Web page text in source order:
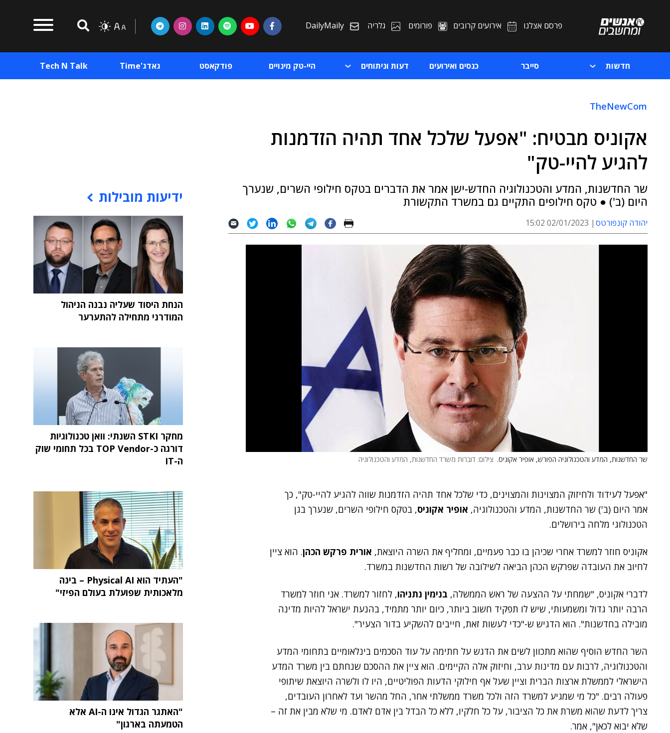
פרסם אצלנו אירועים קרובים פורומים גלריה DailyMaily
חדשות סייבר כנסים ואירועים דעות וניתוחים היי-טק מינויים פודקאסט גאדג'Time Tech N Talk
TheNewCom
אקוניס מבטיח: "אפעל שלכל אחד תהיה הזדמנות
להגיע להיי-טק"
שר החדשנות, המדע והטכנולוגיה החדש-ישן אמר את הדברים בטקס חילופי השרים, שנערך
היום (ב') ● טקס חילופים התקיים גם במשרד התקשורת
יהודה קונפורטס 02/01/2023 15:02
שר החדשנות, המדע והטכנולוגיה הפורש, אופיר אקוניס. צילום: דוברות משרד החדשנות, המדע והטכנולוגיה
"אפעל לעידוד ולחיזוק המצוינות והמצוינים, כדי שלכל אחד תהיה הזדמנות שווה להגיע להיי-טק", כך
אמר היום (ב') שר החדשנות, המדע והטכנולוגיה, אופיר אקוניס, בטקס חילופי השרים, שנערך בגן
הטכנולוגי מלחה בירושלים.
אקוניס חוזר למשרד אחרי שכיהן בו כבר פעמיים, ומחליף את השרה היוצאת, אורית פרקש הכהן. הוא ציין
לחיוב את העובדה שפרקש הכהן הביאה לשילובה של רשות החדשנות במשרד.
לדברי אקוניס, "שמחתי על ההצעה של ראש הממשלה, בנימין נתניהו, לחזור למשרד. אני חוזר למשרד
הרבה יותר גדול ומשמעותי, שיש לו תפקיד חשוב ביותר, כיום יותר מתמיד, בהנעת ישראל להיות מדינה
מובילה בחדשנות". הוא הדגיש ש-"כדי לעשות זאת, חייבים להשקיע בדור הצעיר".
השר החדש הוסיף שהוא מתכוון לשים את הדגש על חתימה על עוד הסכמים בינלאומיים בתחומי המדע
והטכנולוגיה, לרבות עם מדינות ערב, וחיזוק אלה הקיימים. הוא ציין את ההסכם שנחתם בין משרד המדע
הישראלי לממשלת ארצות הברית וציין שעל אף חילוקי הדעות הפוליטיים, היו לו ולשרה היוצאת שיתופי
פעולה רבים. "כל מי שמגיע למשרד הזה ולכל משרד ממשלתי אחר, החל מהשר ועד לאחרון העובדים,
צריך לדעת שהוא משרת את כל הציבור, על כל חלקיו, ללא כל הבדל בין אדם לאדם. מי שלא מבין את זה –
שלא יבוא לכאן", אמר.
ידיעות מובילות
הנחת היסוד שעליה נבנה הניהול
המודרני מתחילה להתערער
מחקר STKI השנתי: וואן טכנולוגיות
דורגה כ-TOP Vendor בכל תחומי שוק
ה-IT
"העתיד הוא Physical AI – בינה
מלאכותית שפועלת בעולם הפיזי"
"האתגר הגדול אינו ה-AI אלא
הטמעתה בארגון"